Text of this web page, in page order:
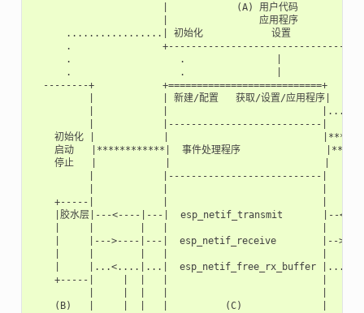
|            (A) 用户代码
|                应用程序
.................| 初始化            设置
.
      .                   .                |           *
      .                   .                |           *
--------+            +===========================+   *
|            | 新建/配置   获取/设置/应用程序|   *
|            |
|            |---------------------------|   *
初始化 |            |                           |****
启动   |************|  事件处理程序
停止   |            |                           |
|            |---------------------------|
+-----|            |                           |
|胶水层|---<----|---|  esp_netif_transmit       |--
|     |--->----|---|  esp_netif_receive        |--
|     |...<....|...|  esp_netif_free_rx_buffer
+-----|     |  |   |                           |
(B)   |     |  |   |          (C)              |